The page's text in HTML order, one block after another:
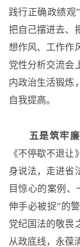
践行正确政绩观
把自己摆进去、
想作风、工作作
党性分析交流会
内政治生活锻炼
自我提高。
五是筑牢
《不停歇不退
身说法，走进省
目惊心的案例
伸手必被捉”的
党纪国法的敬畏
从政底线，永葆